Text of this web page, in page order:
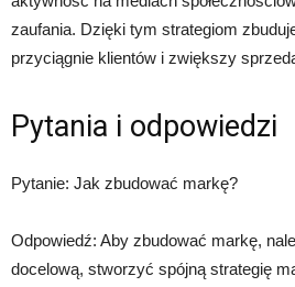
zaufania. Dzięki tym strategiom
przyciągnie klientów i zwiększy
Pytania i odpowiedzi
Pytanie: Jak zbudować markę?
Odpowiedź: Aby zbudować markę,
docelową, stworzyć spójną strategię